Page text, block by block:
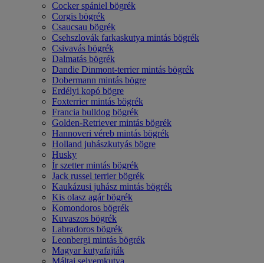
Cocker spániel bögrék
Corgis bögrék
Csaucsau bögrék
Csehszlovák farkaskutya mintás bögrék
Csivavás bögrék
Dalmatás bögrék
Dandie Dinmont-terrier mintás bögrék
Dobermann mintás bögre
Erdélyi kopó bögre
Foxterrier mintás bögrék
Francia bulldog bögrék
Golden-Retriever mintás bögrék
Hannoveri véreb mintás bögrék
Holland juhászkutyás bögre
Husky
Ír szetter mintás bögrék
Jack russel terrier bögrék
Kaukázusi juhász mintás bögrék
Kis olasz agár bögrék
Komondoros bögrék
Kuvaszos bögrék
Labradoros bögrék
Leonbergi mintás bögrék
Magyar kutyafajták
Máltai selyemkutya